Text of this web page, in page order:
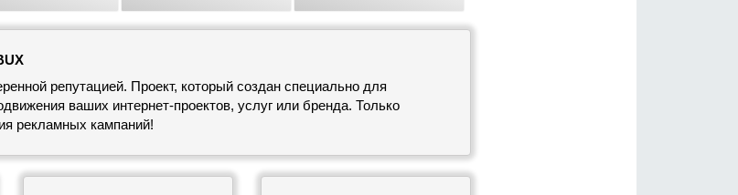
репутацией. Проект, который создан специально для
ваших интернет-проектов, услуг или бренда. Только
рекламных кампаний!